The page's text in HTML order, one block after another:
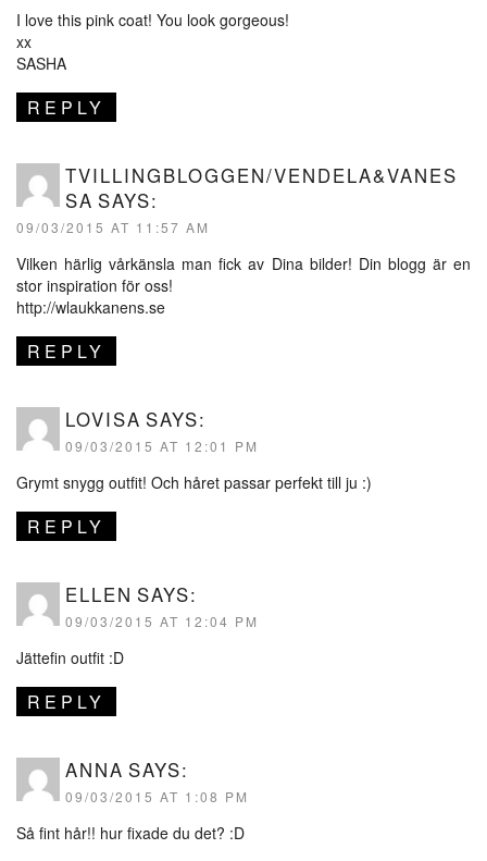
I love this pink coat! You look gorgeous!
xx
SASHA
REPLY
TVILLINGBLOGGEN/VENDELA&VANES
SA SAYS:
09/03/2015 AT 11:57 AM
Vilken härlig vårkänsla man fick av Dina bilder! Din blogg är en
stor inspiration för oss!
http://wlaukkanens.se
REPLY
LOVISA SAYS:
09/03/2015 AT 12:01 PM
Grymt snygg outfit! Och håret passar perfekt till ju :)
REPLY
ELLEN SAYS:
09/03/2015 AT 12:04 PM
Jättefin outfit :D
REPLY
ANNA SAYS:
09/03/2015 AT 1:08 PM
Så fint hår!! hur fixade du det? :D